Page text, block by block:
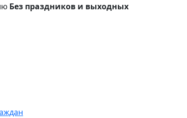
Без праздников и выходных